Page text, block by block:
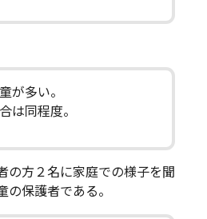
が多い。
は同程度。
の方２名に家庭での様子を聞
の保護者である。